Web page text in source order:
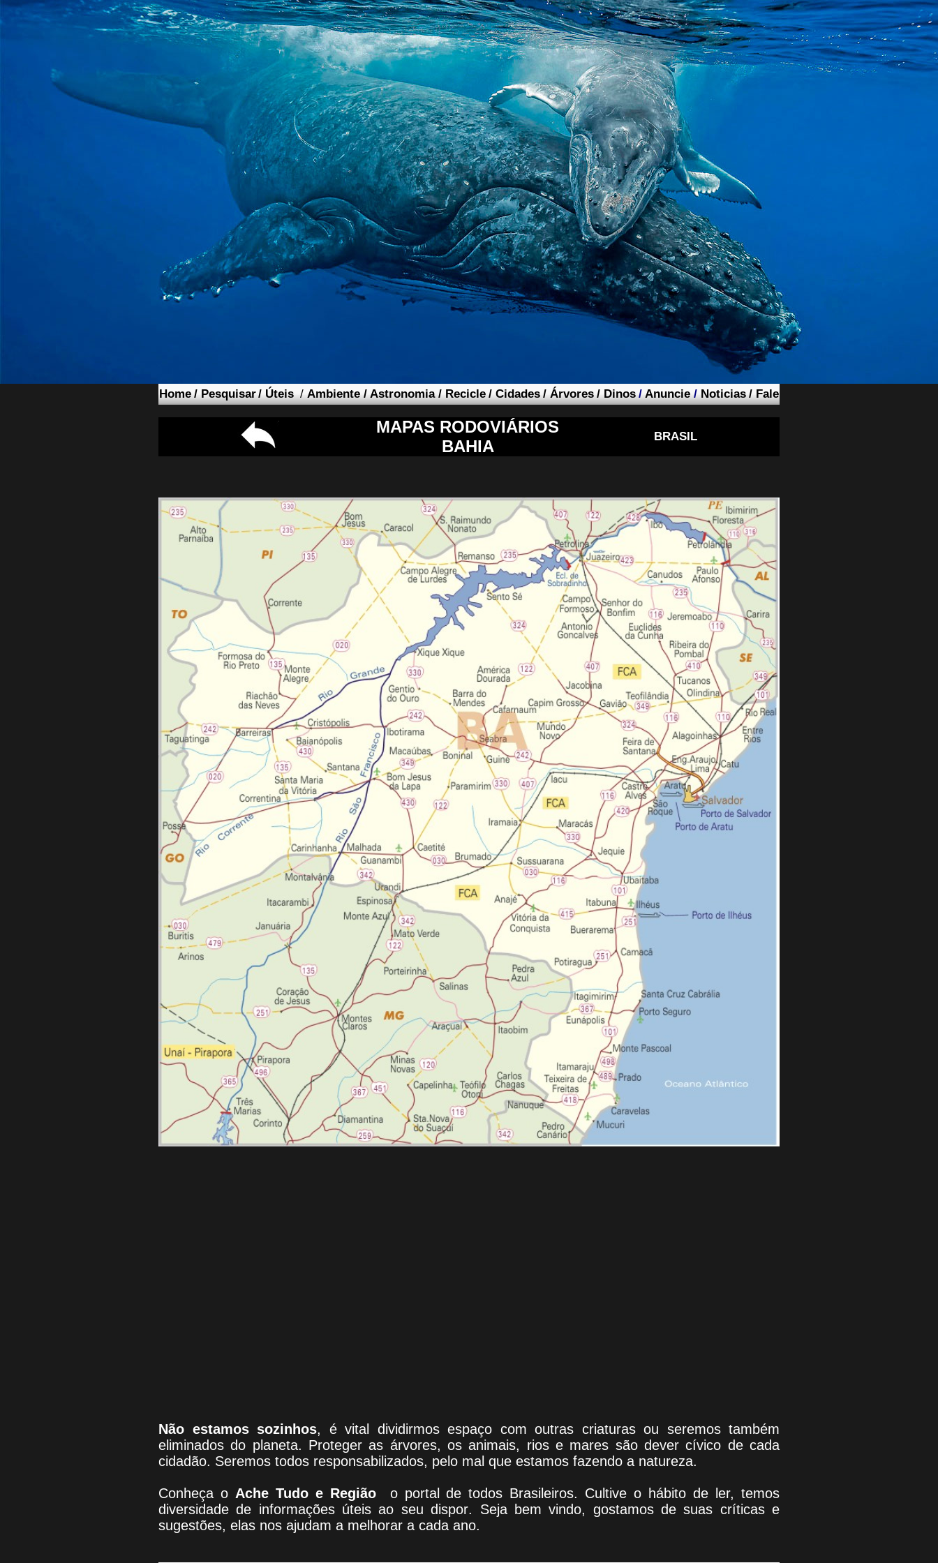
Home/Pesquisar/Úteis/Ambiente /Astronomia /Recicle /Cidades /Árvores/Dinos /Anuncie /Noticias /Fale
MAPAS RODOVIÁRIOS
BAHIA
BRASIL
Não estamos sozinhos, é vital dividirmos espaço com outras criaturas ou seremos também
eliminados do planeta. Proteger as árvores, os animais, rios e mares são dever cívico de cada
cidadão. Seremos todos responsabilizados, pelo mal que estamos fazendo a natureza.
Conheça o Ache Tudo e Regiãoo portalde todos Brasileiros. Cultive o hábito de ler, temos
diversidade de informações úteis ao seu dispor. Seja bem vindo, gostamos de suas críticas e
sugestões, elas nos ajudam a melhorar a cada ano.